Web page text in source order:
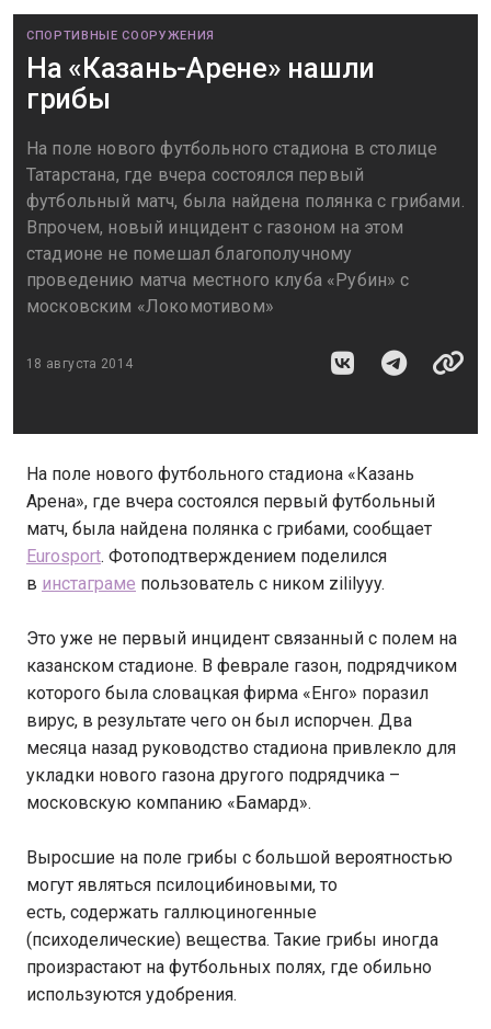
СПОРТИВНЫЕ СООРУЖЕНИЯ
На «Казань-Арене» нашли
грибы
На поле нового футбольного стадиона в столице
Татарстана, где вчера состоялся первый
футбольный матч, была найдена полянка с грибами.
Впрочем, новый инцидент с газоном на этом
стадионе не помешал благополучному
проведению матча местного клуба «Рубин» с
московским «Локомотивом»
18 августа 2014
На поле нового футбольного стадиона «Казань
Арена», где вчера состоялся первый футбольный
матч, была найдена полянка с грибами, сообщает
Eurosport. Фотоподтверждением поделился
в инстаграме пользователь с ником zililyyy.
Это уже не первый инцидент связанный с полем на
казанском стадионе. В феврале газон, подрядчиком
которого была словацкая фирма «Енго» поразил
вирус, в результате чего он был испорчен. Два
месяца назад руководство стадиона привлекло для
укладки нового газона другого подрядчика –
московскую компанию «Бамард».
Выросшие на поле грибы с большой вероятностью
могут являться псилоцибиновыми, то
есть, содержать галлюциногенные
(психоделические) вещества. Такие грибы иногда
произрастают на футбольных полях, где обильно
используются удобрения.